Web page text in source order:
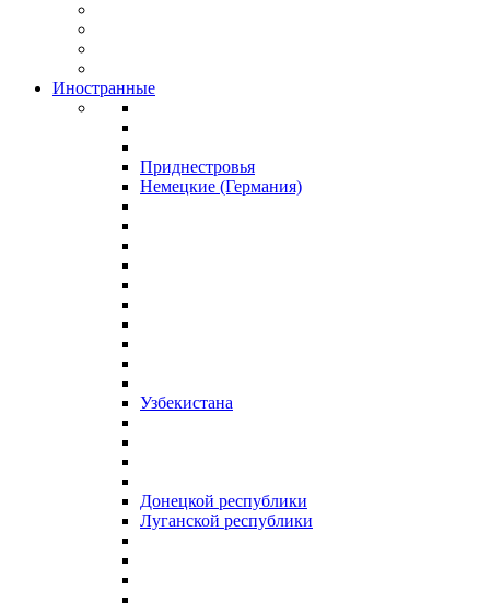
Иностранные
Приднестровья
Немецкие (Германия)
Узбекистана
Донецкой республики
Луганской республики